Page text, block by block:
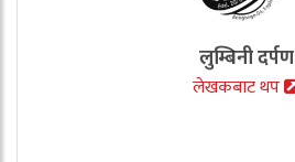
लुम्बिनी दर्पण
लेखकबाट थप